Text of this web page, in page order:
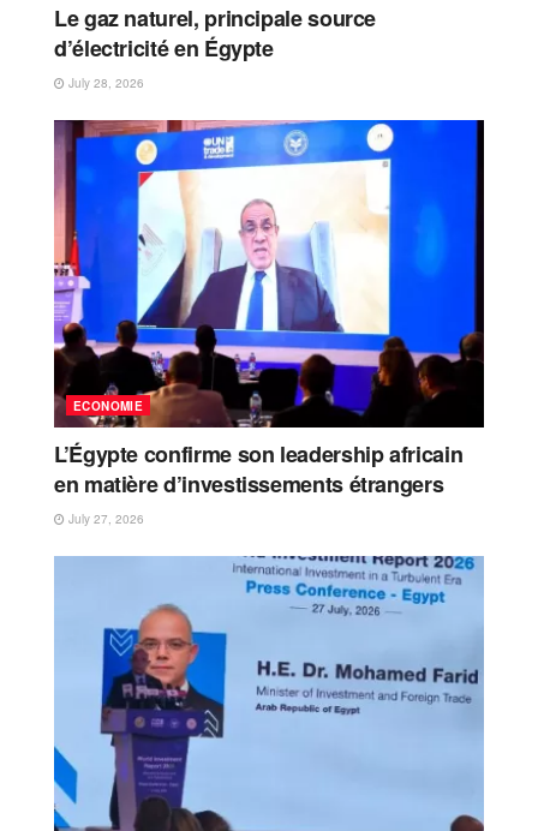
Le gaz naturel, principale source
d’électricité en Égypte
July 28, 2026
ECONOMIE
L’Égypte confirme son leadership africain
en matière d’investissements étrangers
July 27, 2026